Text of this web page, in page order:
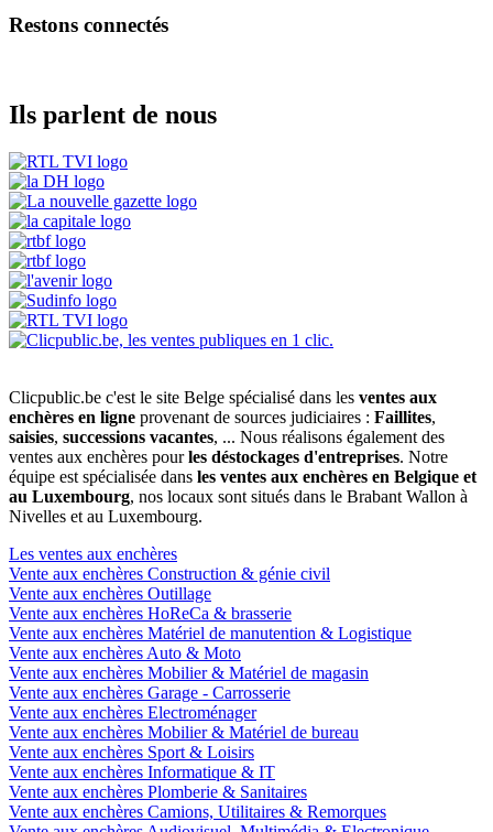
Restons connectés
Ils parlent de nous
Clicpublic.be c'est le site Belge spécialisé dans les ventes aux
enchères en ligne provenant de sources judiciaires : Faillites,
saisies, successions vacantes, ... Nous réalisons également des
ventes aux enchères pourles déstockages d'entreprises. Notre
équipe est spécialisée dans les ventes aux enchères en Belgique et
au Luxembourg, nos locaux sont situés dans le Brabant Wallon à
Nivelles et au Luxembourg.
Les ventes aux enchères
Vente aux enchères Construction & génie civil
Vente aux enchères Outillage
Vente aux enchères HoReCa & brasserie
Vente aux enchères Matériel de manutention & Logistique
Vente aux enchères Auto & Moto
Vente aux enchères Mobilier & Matériel de magasin
Vente aux enchères Garage - Carrosserie
Vente aux enchères Electroménager
Vente aux enchères Mobilier & Matériel de bureau
Vente aux enchères Sport & Loisirs
Vente aux enchères Informatique & IT
Vente aux enchères Plomberie & Sanitaires
Vente aux enchères Camions, Utilitaires & Remorques